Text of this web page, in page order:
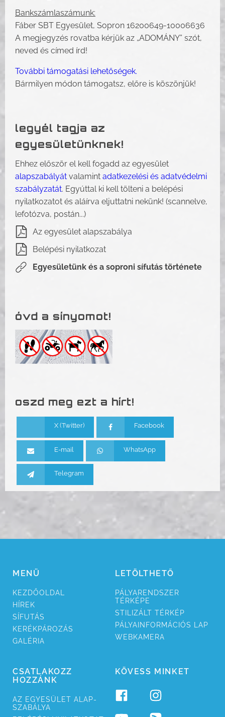
Bankszámlaszámunk:
Fáber SBT Egyesület, Sopron 16200649-10006636
A megjegyzés rovatba kérjük az „ADOMÁNY” szót,
neved és címed írd!
További támogatási lehetőségek.
Bármilyen módon támogatsz, előre is köszönjük!
legyél tagja az
egyesületünknek!
Ehhez először el kell fogadd az egyesület
alapszabályát valamint adatkezelési és adatvédelmi
szabályzatát. Egyúttal ki kell tölteni a belépési
nyilatkozatot és aláírva eljuttatni nekünk! (scannelve,
lefotózva, postán...)
Az egyesület alapszabálya
Belépési nyilatkozat
Egyesületünk és a soproni sífutás története
óvd a sínyomot!
oszd meg ezt a hírt!
X (Twitter) Facebook
E-mail WhatsApp
Telegram
MENÜ
KEZDŐ­OLDAL
HÍREK
SÍ­FUTÁS
KERÉK­PÁROZÁS
GALÉRIA
LETÖLTHETŐ
PÁLYA­RENDSZER
TÉRKÉPE
STILI­ZÁLT TÉRKÉP
PÁLYA­INFORMÁCIÓS LAP
WEB­KAMERA
CSATLAKOZZ
HOZZÁNK
AZ EGYESÜ­LET ALAP­
SZABÁLYA
KÖVESS MINKET